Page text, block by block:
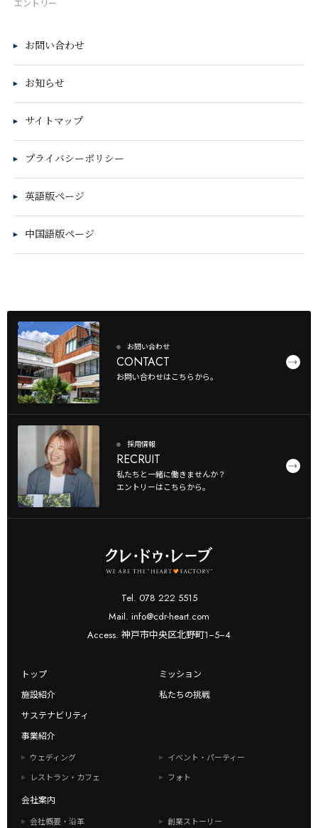
エントリー
お問い合わせ
お知らせ
サイトマップ
プライバシーポリシー
英語版ページ
中国語版ページ
お問い合わせ
CONTACT
お問い合わせはこちらから。
採用情報
RECRUIT
私たちと一緒に働きませんか？
エントリーはこちらから。
Tel. 078 222 5515
Mail. info@cdr-heart.com
Access. 神戸市中央区北野町1−5−4
トップ
ミッション
施設紹介
私たちの挑戦
サステナビリティ
事業紹介
ウェディング
イベント・パーティー
レストラン・カフェ
フォト
会社案内
会社概要・沿革 創業ストーリー